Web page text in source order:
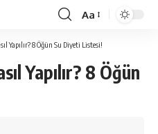
Yazı
Tipi
Boyutlandırıcı
Aa
Yapılır? 8 Öğün Su Diyeti Listesi!
Yapılır? 8 Öğün